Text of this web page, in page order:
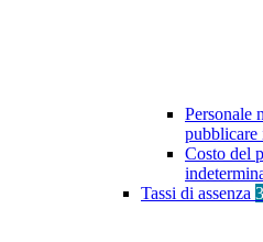
Personale
pubblicare
Costo del
Tassi di assenza